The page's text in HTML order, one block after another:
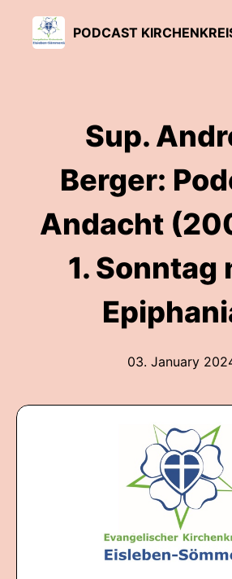
Sup.
Berger:
Andacht
1. Sonntag
03. January